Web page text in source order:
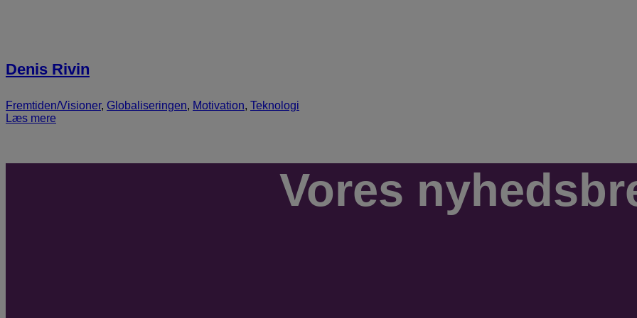
Denis Rivin
Fremtiden/Visioner, Globaliseringen, Motivation, Teknologi
Læs mere
Vores